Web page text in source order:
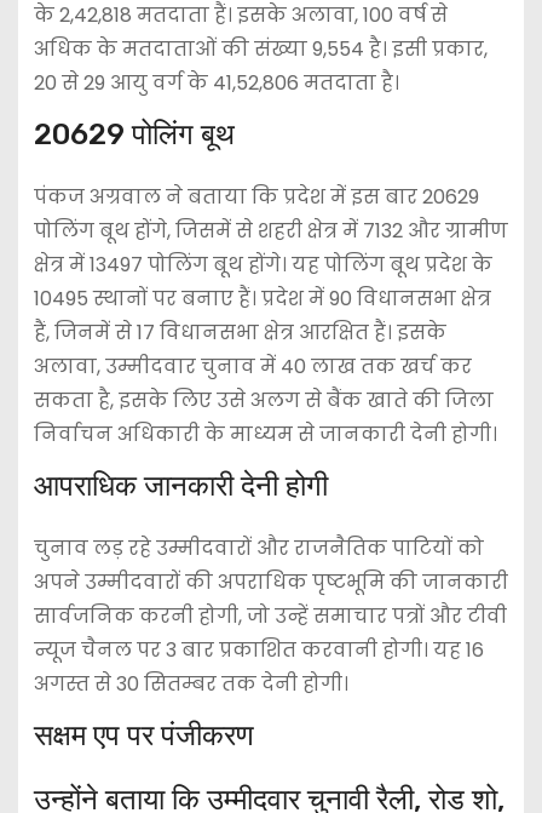
के 2,42,818 मतदाता हैं। इसके अलावा, 100 वर्ष से
अधिक के मतदाताओं की संख्या 9,554 है। इसी प्रकार,
20 से 29 आयु वर्ग के 41,52,806 मतदाता है।
20629 पोलिंग बूथ
पंकज अग्रवाल ने बताया कि प्रदेश में इस बार 20629
पोलिंग बूथ होंगे, जिसमें से शहरी क्षेत्र में 7132 और ग्रामीण
क्षेत्र में 13497 पोलिंग बूथ होंगे। यह पोलिंग बूथ प्रदेश के
10495 स्थानों पर बनाए हैं। प्रदेश में 90 विधानसभा क्षेत्र
हैं, जिनमें से 17 विधानसभा क्षेत्र आरक्षित हैं। इसके
अलावा, उम्मीदवार चुनाव में 40 लाख तक खर्च कर
सकता है, इसके लिए उसे अलग से बैंक खाते की जिला
निर्वाचन अधिकारी के माध्यम से जानकारी देनी होगी।
आपराधिक जानकारी देनी होगी
चुनाव लड़ रहे उम्मीदवारों और राजनैतिक पाटियों को
अपने उम्मीदवारों की अपराधिक पृष्टभूमि की जानकारी
सार्वजनिक करनी होगी, जो उन्हें समाचार पत्रों और टीवी
न्यूज चैनल पर 3 बार प्रकाशित करवानी होगी। यह 16
अगस्त से 30 सितम्बर तक देनी होगी।
सक्षम एप पर पंजीकरण
उन्होंने बताया कि उम्मीदवार चुनावी रैली, रोड शो,